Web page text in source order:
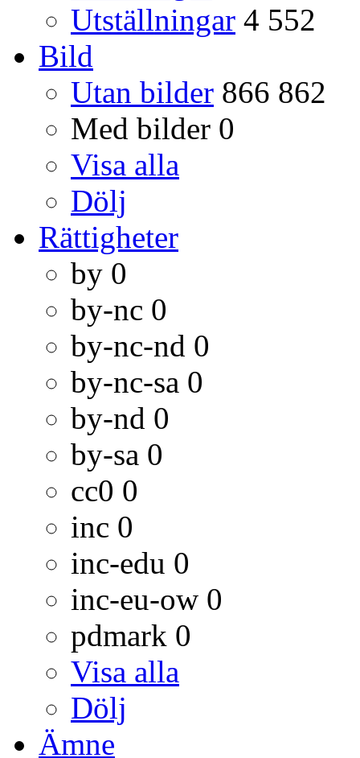
Utställningar 4 552
Bild
Utan bilder 866 862
Med bilder 0
Visa alla
Dölj
Rättigheter
by 0
by-nc 0
by-nc-nd 0
by-nc-sa 0
by-nd 0
by-sa 0
cc0 0
inc 0
inc-edu 0
inc-eu-ow 0
pdmark 0
Visa alla
Dölj
Ämne